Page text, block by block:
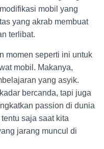
mobil yang
yang akrab membuat
terlibat.
momen seperti ini untuk
mobil. Makanya,
yang asyik.
bercanda, tapi juga
passion di dunia
saja saat kita
jarang muncul di